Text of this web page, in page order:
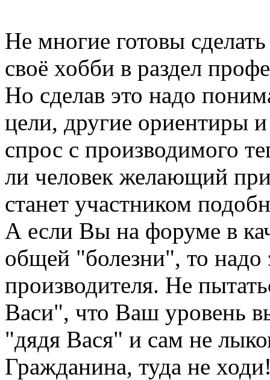
Не многие готовы
своё хобби в раздел
Но сделав это надо
цели, другие ориентиры
спрос с производимого
ли человек желающий
станет участником
А если Вы на форуме в
общей "болезни", то надо
производителя. Не
Васи", что Ваш уровень
"дядя Вася" и сам не
Гражданина, туда не